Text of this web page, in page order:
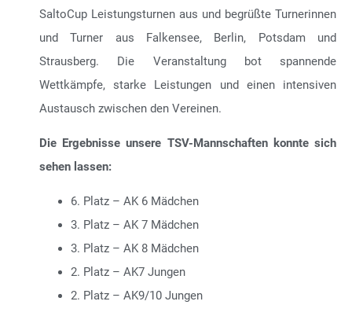
Diesterweg Grundschule in Falkensee ganz im Zeichen
des Leistungsturnens: Der TSV Falkensee richtete den 4.
SaltoCup Leistungsturnen aus und begrüßte Turnerinnen
und Turner aus Falkensee, Berlin, Potsdam und
Strausberg. Die Veranstaltung bot spannende
Austausch zwischen den Vereinen.
sehen lassen:
6. Platz – AK 6 Mädchen
3. Platz – AK 7 Mädchen
3. Platz – AK 8 Mädchen